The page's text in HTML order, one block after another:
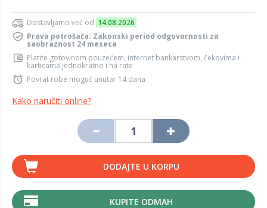
Dostavljamo već od 14.08.2026
Prava potrošača: Zakonski period odgovornosti za
saobraznost 24 meseca
Platite gotovinom pouzećem, internet bankarstvom, čekovima i
karticama jednokratno i na rate
Povrat robe moguć unutar 14 dana
Kako naručiti online?
DODAJTE U KORPU
KUPITE ODMAH